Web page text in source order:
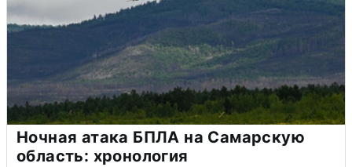
Ночная атака БПЛА на Самарскую
область: хронология